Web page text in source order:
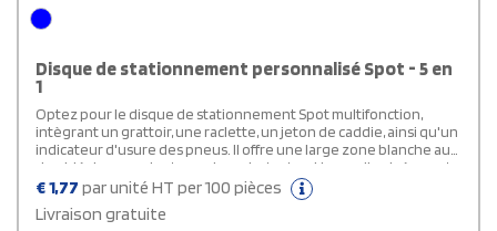
Disque de stationnement personnalisé Spot - 5 en
1
Optez pour le disque de stationnement Spot multifonction,
intègrant un grattoir, une raclette, un jeton de caddie, ainsi qu'un
indicateur d'usure des pneus. Il offre une large zone blanche au
dos, idéale pour ajouter un logo. Le texte « Heure d'arrivée » est
inscrit en néerlandais, anglais, français, allemand et italien.
Veuillez noter que les réglementations peuvent différer selon la
zone de stationnement.
€1,77 par unité HT per 100 pièces
Livraison gratuite